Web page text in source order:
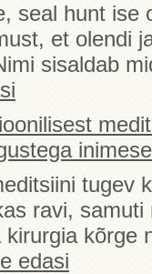
seal hunt ise
et olendi
sisaldab
tugev
ravi,
kõrge
edasi